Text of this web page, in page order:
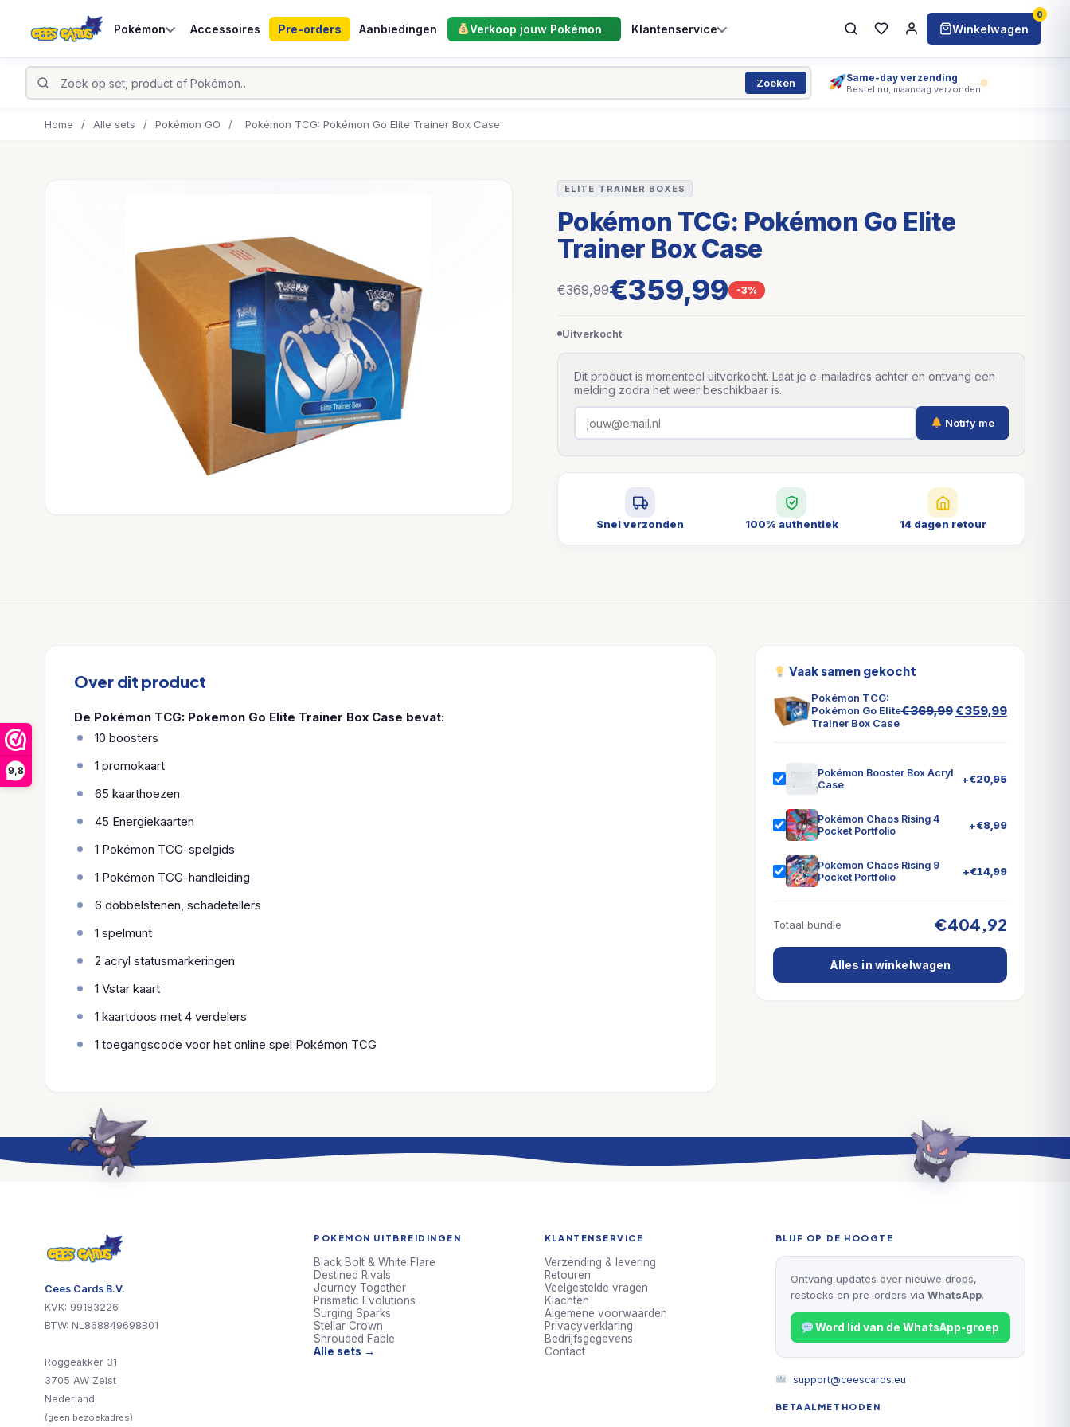
9,8
Pokémon Accessoires Pre-orders Aanbiedingen Verkoop jouw Pokémon Klantenservice Winkelwagen
0
Zoeken Same-day verzending
Bestel nu, maandag verzonden
Home / Alle sets / Pokémon GO / Pokémon TCG: Pokémon Go Elite Trainer Box Case
ELITE TRAINER BOXES
Pokémon TCG: Pokémon Go Elite
Trainer Box Case
€369,99€359,99 -3%
Uitverkocht
Dit product is momenteel uitverkocht. Laat je e-mailadres achter en ontvang een
melding zodra het weer beschikbaar is.
Notify me
Snel verzonden 100% authentiek 14 dagen retour
Over dit product
De Pokémon TCG: Pokemon Go Elite Trainer Box Case bevat:
10 boosters
1 promokaart
65 kaarthoezen
45 Energiekaarten
1 Pokémon TCG-spelgids
1 Pokémon TCG-handleiding
6 dobbelstenen, schadetellers
1 spelmunt
2 acryl statusmarkeringen
1 Vstar kaart
1 kaartdoos met 4 verdelers
1 toegangscode voor het online spel Pokémon TCG
Vaak samen gekocht
Pokémon TCG:
Pokémon Go Elite
Trainer Box Case
€369,99Oorspronkelijke
€359,99Huidige
Pokémon Booster Box Acryl
Case
+€20,95
Pokémon Chaos Rising 4
Pocket Portfolio
+€8,99
Pokémon Chaos Rising 9
Pocket Portfolio
+€14,99
Totaal bundle €404,92
Alles in winkelwagen
Cees Cards B.V.
KVK: 99183226
BTW: NL868849698B01
Roggeakker 31
3705 AW Zeist
Nederland
(geen bezoekadres)
POKÉMON UITBREIDINGEN
Black Bolt & White Flare
Destined Rivals
Journey Together
Prismatic Evolutions
Surging Sparks
Stellar Crown
Shrouded Fable
Alle sets →
KLANTENSERVICE
Verzending & levering
Retouren
Veelgestelde vragen
Klachten
Algemene voorwaarden
Privacyverklaring
Bedrijfsgegevens
Contact
BLIJF OP DE HOOGTE
Ontvang updates over nieuwe drops,
restocks en pre-orders via WhatsApp.
Word lid van de WhatsApp-groep
support@ceescards.eu
BETAALMETHODEN